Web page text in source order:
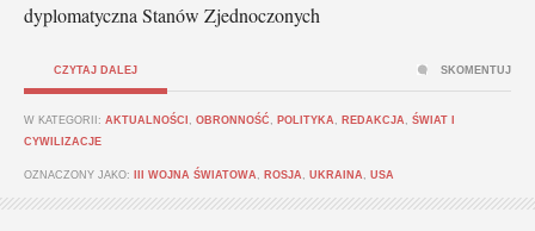
dyplomatyczna Stanów Zjednoczonych
CZYTAJ DALEJ
W KATEGORII: AKTUALNOŚCI OBRONNOŚĆ POLITYKA REDAKCJA
ŚWIAT I
CYWILIZACJE
OZNACZONY JAKO: III WOJNA ŚWIATOWA ROSJA UKRAINA USA
SKOMENTUJ